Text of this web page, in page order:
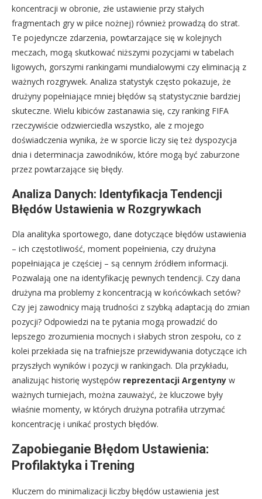
koncentracji w obronie, złe ustawienie przy stałych
fragmentach gry w piłce nożnej) również prowadzą do strat.
Te pojedyncze zdarzenia, powtarzające się w kolejnych
meczach, mogą skutkować niższymi pozycjami w tabelach
ligowych, gorszymi rankingami mundialowymi czy eliminacją z
ważnych rozgrywek. Analiza statystyk często pokazuje, że
drużyny popełniające mniej błędów są statystycznie bardziej
skuteczne. Wielu kibiców zastanawia się, czy ranking FIFA
rzeczywiście odzwierciedla wszystko, ale z mojego
doświadczenia wynika, że w sporcie liczy się też dyspozycja
dnia i determinacja zawodników, które mogą być zaburzone
przez powtarzające się błędy.
Analiza Danych: Identyfikacja Tendencji
Błędów Ustawienia w Rozgrywkach
Dla analityka sportowego, dane dotyczące błędów ustawienia
– ich częstotliwość, moment popełnienia, czy drużyna
popełniająca je częściej – są cennym źródłem informacji.
Pozwalają one na identyfikację pewnych tendencji. Czy dana
drużyna ma problemy z koncentracją w końcówkach setów?
Czy jej zawodnicy mają trudności z szybką adaptacją do zmian
pozycji? Odpowiedzi na te pytania mogą prowadzić do
lepszego zrozumienia mocnych i słabych stron zespołu, co z
kolei przekłada się na trafniejsze przewidywania dotyczące ich
przyszłych wyników i pozycji w rankingach. Dla przykładu,
analizując historię występów reprezentacji Argentyny w
ważnych turniejach, można zauważyć, że kluczowe były
właśnie momenty, w których drużyna potrafiła utrzymać
koncentrację i unikać prostych błędów.
Zapobieganie Błędom Ustawienia:
Profilaktyka i Trening
Kluczem do minimalizacji liczby błędów ustawienia jest